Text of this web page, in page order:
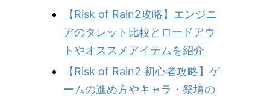
【Risk of Rain2攻略】エンジニ
アのタレット比較とロードアウ
トやオススメアイテムを紹介
【Risk of Rain2 初心者攻略】ゲ
ームの進め方やキャラ・祭壇の